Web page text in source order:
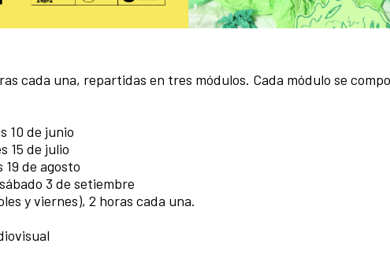
cada una, repartidas en tres módulos. Cada módulo se
10 de junio
15 de julio
de agosto
3 de setiembre
y viernes), 2 horas cada una.